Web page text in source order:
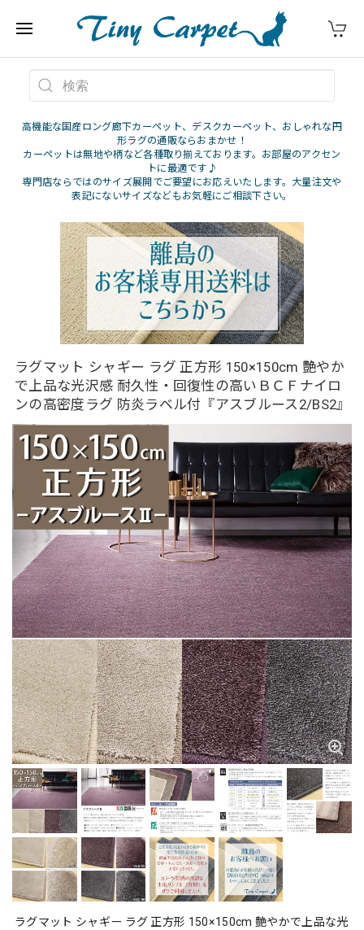
高機能な国産ロング廊下カーペット、デスクカーペット、おしゃれな円
形ラグの通販ならおまかせ！
カーペットは無地や柄など各種取り揃えております。お部屋のアクセン
トに最適です♪
専門店ならではのサイズ展開でご要望にお応えいたします。大量注文や
表記にないサイズなどもお気軽にご相談下さい。
ラグマット シャギー ラグ 正方形 150×150cm 艶やか
で上品な光沢感 耐久性・回復性の高いＢＣＦナイロ
ンの高密度ラグ 防炎ラベル付『アスブルース2/BS2』
ラグマット シャギー ラグ 正方形 150×150cm 艶やかで上品な光